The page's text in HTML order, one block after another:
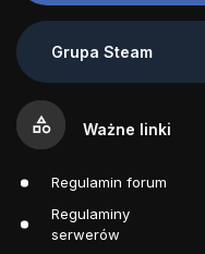
Grupa Steam
category Ważne linki
Regulamin forum
Regulaminy
serwerów